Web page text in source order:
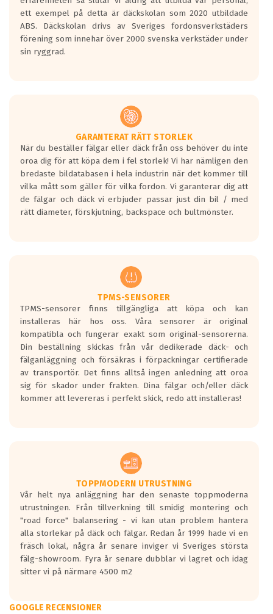
ett exempel på detta är däckskolan som 2020 utbildade
ABS. Däckskolan drivs av Sveriges fordonsverkstäders
förening som innehar över 2000 svenska verkstäder under
sin ryggrad.
GARANTERAT RÄTT STORLEK
När du beställer fälgar eller däck från oss behöver du inte
oroa dig för att köpa dem i fel storlek! Vi har nämligen den
bredaste bildatabasen i hela industrin när det kommer till
vilka mått som gäller för vilka fordon. Vi garanterar dig att
de fälgar och däck vi erbjuder passar just din bil / med
rätt diameter, förskjutning, backspace och bultmönster.
TPMS-SENSORER
TPMS-sensorer finns tillgängliga att köpa och kan
installeras här hos oss. Våra sensorer är original
kompatibla och fungerar exakt som original-sensorerna.
Din beställning skickas från vår dedikerade däck- och
fälganläggning och försäkras i förpackningar certifierade
av transportör. Det finns alltså ingen anledning att oroa
sig för skador under frakten. Dina fälgar och/eller däck
kommer att levereras i perfekt skick, redo att installeras!
TOPPMODERN UTRUSTNING
Vår helt nya anläggning har den senaste toppmoderna
utrustningen. Från tillverkning till smidig montering och
"road force" balansering - vi kan utan problem hantera
alla storlekar på däck och fälgar. Redan år 1999 hade vi en
fräsch lokal, några år senare inviger vi Sveriges största
fälg-showroom. Fyra år senare dubblar vi lagret och idag
sitter vi på närmare 4500 m2
GOOGLE RECENSIONER